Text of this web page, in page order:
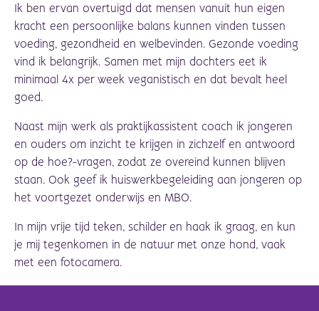
Ik ben ervan overtuigd dat mensen vanuit hun eigen
kracht een persoonlijke balans kunnen vinden tussen
voeding, gezondheid en welbevinden. Gezonde voeding
vind ik belangrijk. Samen met mijn dochters eet ik
minimaal 4x per week veganistisch en dat bevalt heel
goed.
Naast mijn werk als praktijkassistent coach ik jongeren
en ouders om inzicht te krijgen in zichzelf en antwoord
op de hoe?-vragen, zodat ze overeind kunnen blijven
staan. Ook geef ik huiswerkbegeleiding aan jongeren op
het voortgezet onderwijs en MBO.
In mijn vrije tijd teken, schilder en haak ik graag, en kun
je mij tegenkomen in de natuur met onze hond, vaak
met een fotocamera.